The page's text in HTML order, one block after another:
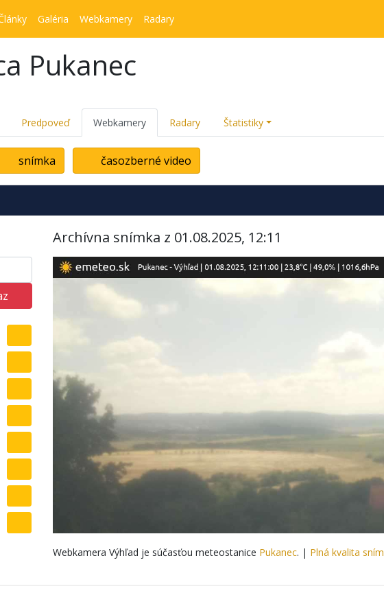
Galéria Webkamery Radary
Pukanec
Predpoveď Webkamery Radary Štatistiky
snímka časozberné video
Archívna snímka z 01.08.2025, 12:11
Webkamera Výhľad je súčasťou meteostanice Pukanec. | Plná kvalita